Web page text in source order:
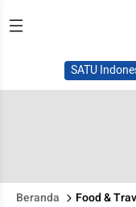
SATU
Beranda Food &